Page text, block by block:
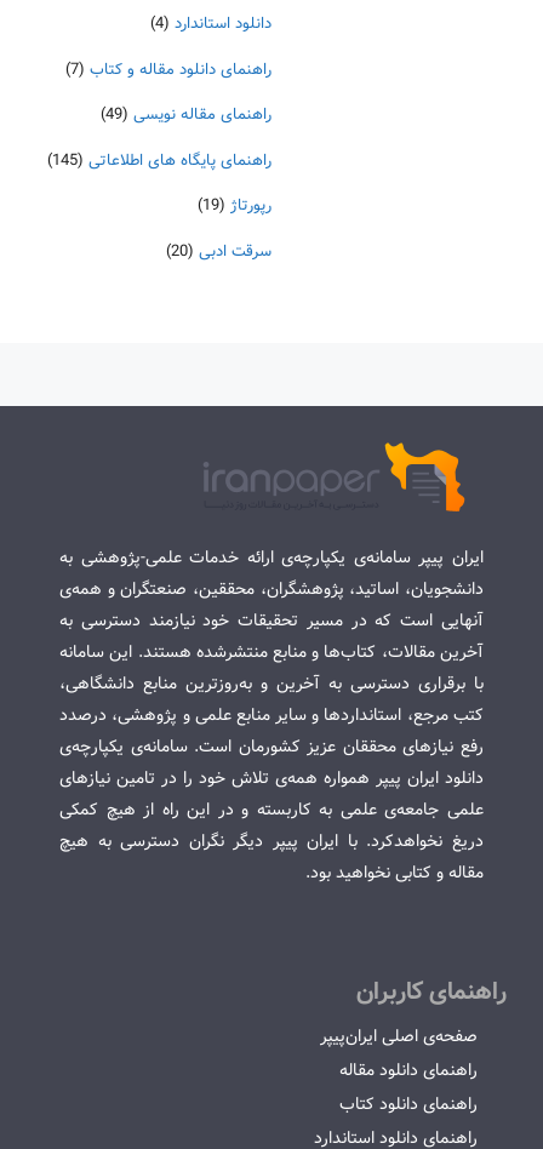
دانلود استاندارد (4)
راهنمای دانلود مقاله و کتاب (7)
راهنمای مقاله نویسی (49)
راهنمای پایگاه های اطلاعاتی (145)
رپورتاژ (19)
سرقت ادبی (20)
ایران پیپر سامانه‌ی یکپارچه‌ی ارائه خدمات علمی-پژوهشی به
دانشجویان، اساتید، پژوهشگران، محققین، صنعتگران و همه‌ی
آنهایی است که در مسیر تحقیقات خود نیازمند دسترسی به
آخرین مقالات، کتاب‌ها و منابع منتشرشده هستند. این سامانه
با برقراری دسترسی به آخرین و به‌روزترین منابع دانشگاهی،
کتب مرجع، استانداردها و سایر منابع علمی و پژوهشی، درصدد
رفع نیازهای محققان عزیز کشورمان است. سامانه‌ی یکپارچه‌ی
دانلود ایران پیپر همواره همه‌ی تلاش خود را در تامین نیازهای
علمی جامعه‌ی علمی به کاربسته و در این راه از هیچ کمکی
دریغ نخواهدکرد. با ایران پیپر دیگر نگران دسترسی به هیچ
مقاله و کتابی نخواهید بود.
راهنمای کاربران
صفحه‌ی اصلی ایران‌پیپر
راهنمای دانلود مقاله
راهنمای دانلود کتاب
راهنمای دانلود استاندارد